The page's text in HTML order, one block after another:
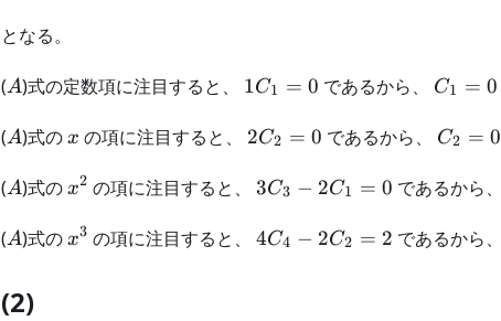
となる。
(A
A)式の定数項に注目すると、 1
= 0
1C1 = 0 であるから、 C_1=0
C1 = 0
(A
A)式の x
x の項に注目すると、 2C_2=0
2C2 = 0 であるから、 C_2=0
C2 = 0
(A
A)式の x^2
x2 の項に注目すると、 3C_3-
3C3 − 2C1 = 0 であるから、
(A
A)式の x^3
x3 の項に注目すると、 4C_4-
4C4 − 2C2 = 2 であるから、
(2)